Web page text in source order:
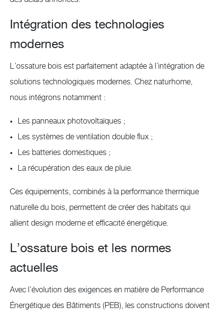
Intégration des technologies
modernes
L’ossature bois est parfaitement adaptée à l’intégration de
solutions technologiques modernes. Chez naturhome,
nous intégrons notamment :
Les panneaux photovoltaïques ;
Les systèmes de ventilation double flux ;
Les batteries domestiques ;
La récupération des eaux de pluie.
Ces équipements, combinés à la performance thermique
naturelle du bois, permettent de créer des habitats qui
allient design moderne et efficacité énergétique.
L’ossature bois et les normes
actuelles
Avec l’évolution des exigences en matière de Performance
Énergétique des Bâtiments (PEB), les constructions doivent